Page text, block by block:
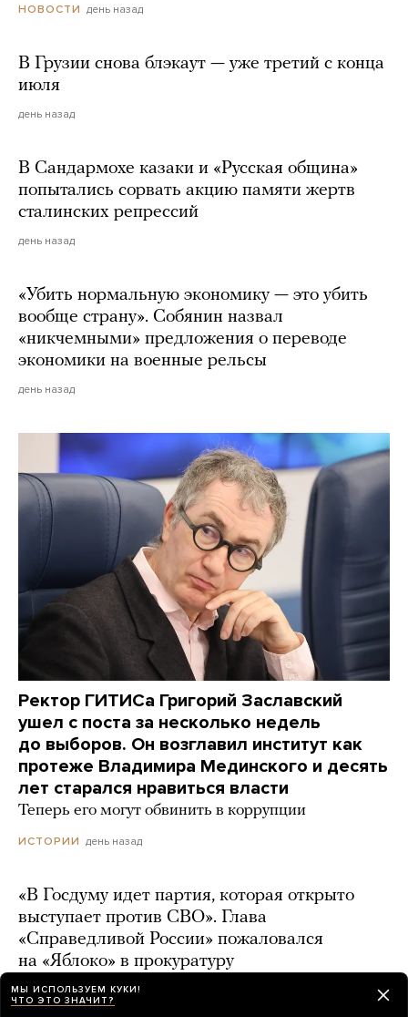
НОВОСТИ день назад
В Грузии снова блэкаут — уже третий с конца
июля
день назад
В Сандармохе казаки и «Русская община»
попытались сорвать акцию памяти жертв
сталинских репрессий
день назад
«Убить нормальную экономику — это убить
вообще страну». Собянин назвал
«никчемными» предложения о переводе
экономики на военные рельсы
день назад
Ректор ГИТИСа Григорий Заславский
ушел с поста за несколько недель
до выборов. Он возглавил институт как
протеже Владимира Мединского и десять
лет старался нравиться власти
Теперь его могут обвинить в коррупции
ИСТОРИИ день назад
«В Госдуму идет партия, которая открыто
выступает против СВО». Глава
«Справедливой России» пожаловался
на «Яблоко» в прокуратуру
день назад
МЫ ИСПОЛЬЗУЕМ КУКИ!
ЧТО ЭТО ЗНАЧИТ?